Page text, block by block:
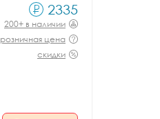
2335
200+ в наличии
розничная цена
скидки